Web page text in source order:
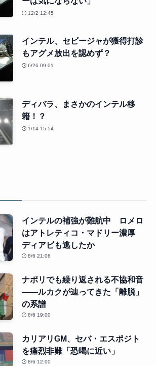
12/2 12:45
インテル、セビージャが獲得打診
もアグメ放出を認めず？
6/26 09:01
ディバラ、まさかのインテル移
籍！？
1/14 15:54
インテルの補強が難航中 ロメロ
はアトレティコ・マドリー濃厚
ディアビも逃したか
8/6 21:06
ナポリでも繰り返される不協和音
――ルカクが辿ってきた「離脱」
の系譜
8/6 19:00
カリアリGM、セバ・エスポジト
を痛烈非難「恐喝に近い」
8/6 12:00